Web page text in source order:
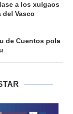
a los xulgaos
Vasco
de Cuentos pola